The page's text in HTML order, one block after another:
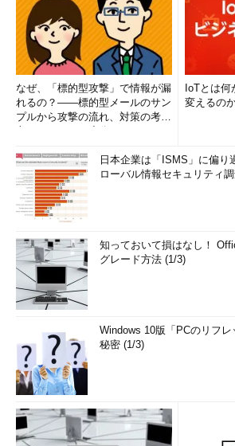
なぜ、「標的型攻撃」で情報が漏
れるの？――標的型メールのサン
プルから攻撃の流れ、対策の考え
IoTとは
変えるの
日本企業は「ISMS」に偏
ローバル情報セキュリティ
知っておいて損はなし！
グレード方法 (1/3)
Windows 10版「PCのリフ
秘密 (1/3)